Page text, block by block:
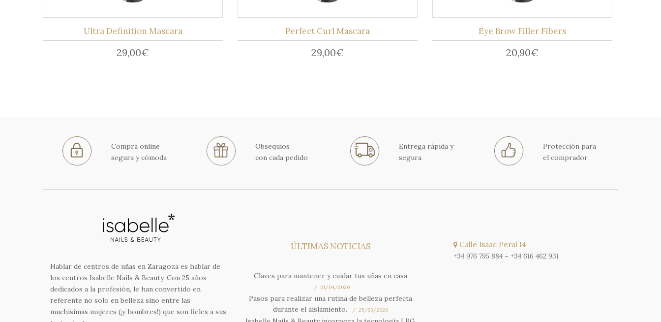
Ultra Definition Mascara
29,00€
Perfect Curl Mascara
29,00€
Eye Brow Filler Fibers
20,90€
Compra online
segura y cómoda
Obsequios
con cada pedido
Entrega rápida y
segura
Protección para
el comprador
Hablar de centros de uñas en Zaragoza es hablar de
los centros Isabelle Nails & Beauty. Con 25 años
dedicados a la profesión, le han convertido en
referente no solo en belleza sino entre las
muchísimas mujeres (¡y hombres!) que son fieles a sus
ÚLTIMAS NOTICIAS
Claves para mantener y cuidar tus uñas en casa
01/04/2020
Pasos para realizar una rutina de belleza perfecta
durante el aislamiento.
25/03/2020
Calle Isaac Peral 14
+34 976 795 884– +34 616 462 931